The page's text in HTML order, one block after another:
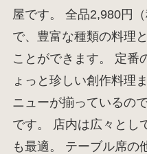
屋です。 全品2,980円
で、豊富な種類の料理
ことができます。 定番
ょっと珍しい創作料理
ニューが揃っているの
です。 店内は広々とし
も最適。 テーブル席の